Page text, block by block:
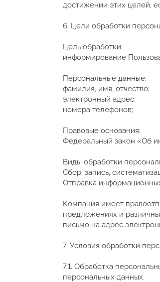
достижении этих целей,
6. Цели обработки
Цель обработки:
информирование
Персональные данные:
фамилия, имя, отчество;
электронный адрес;
номера телефонов;
Правовые основания:
Федеральный закон «Об
Виды обработки
Сбор, запись,
Отправка
Компания имеет
предложениях и
письмо на адрес
7. Условия обработки
7.1. Обработка
персональных данных.